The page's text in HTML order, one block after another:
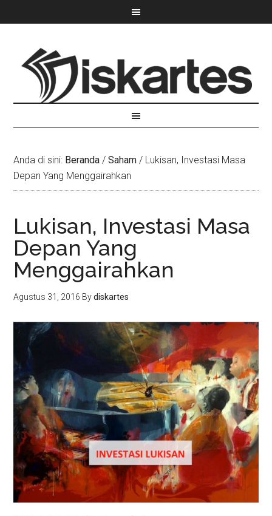
Anda di sini: Beranda / Saham / Lukisan, Investasi Masa
Depan Yang Menggairahkan
Lukisan, Investasi Masa
Depan Yang
Menggairahkan
Agustus 31, 2016 Bydiskartes